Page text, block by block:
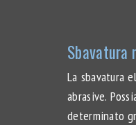
Sbavatura
La sbavatura
abrasive.
determinato